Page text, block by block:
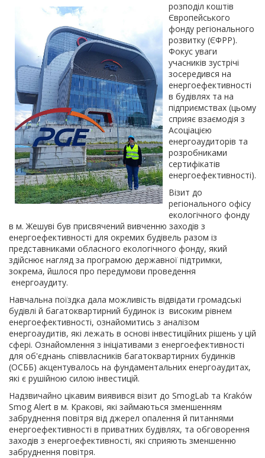
розподіл коштів
Європейського
фонду регіонального
розвитку (ЄФРР).
Фокус уваги
учасників зустрічі
зосередився на
енергоефективності
в будівлях та на
підприємствах (цьому
сприяє взаємодія з
Асоціацією
енергоаудиторів та
розробниками
сертифікатів
енергоефективності).
Візит до
регіонального офісу
екологічного фонду
в м. Жешуві був присвячений вивченню заходів з
енергоефективності для окремих будівель разом із
представниками обласного екологічного фонду, який
здійснює нагляд за програмою державної підтримки,
зокрема, йшлося про передумови проведення
енергоаудиту.
Навчальна поїздка дала можливість відвідати громадські
будівлі й багатоквартирний будинок із високим рівнем
енергоефективності, ознайомитись з аналізом
енергоаудитів, які лежать в основі інвестиційних рішень у цій
сфері. Ознайомлення з ініціативами з енергоефективності
для об'єднань співвласників багатоквартирних будинків
(ОСББ) акцентувалось на фундаментальних енергоаудитах,
які є рушійною силою інвестицій.
Надзвичайно цікавим виявився візит до SmogLab та Kraków
Smog Alert в м. Кракові, які займаються зменшенням
забруднення повітря від джерел опалення й питаннями
енергоефективності в приватних будівлях, та обговорення
заходів з енергоефективності, які сприяють зменшенню
забруднення повітря.